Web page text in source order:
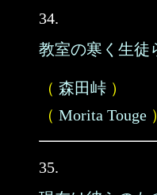
34.
教室の寒く生徒
（ 森田峠 ）
（ Morita Touge ）
35.